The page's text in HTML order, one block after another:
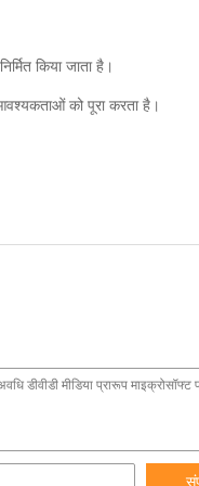
किया जाता है।
को पूरा करता है।